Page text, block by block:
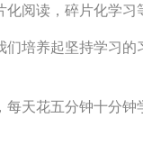
阅读，碎片化学习
培养起坚持学习
天花五分钟十分钟